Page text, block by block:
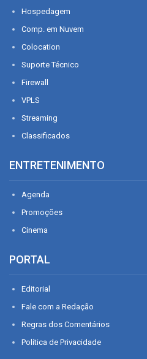
Hospedagem
Comp. em Nuvem
Colocation
Suporte Técnico
Firewall
VPLS
Streaming
Classificados
ENTRETENIMENTO
Agenda
Promoções
Cinema
PORTAL
Editorial
Fale com a Redação
Regras dos Comentários
Política de Privacidade